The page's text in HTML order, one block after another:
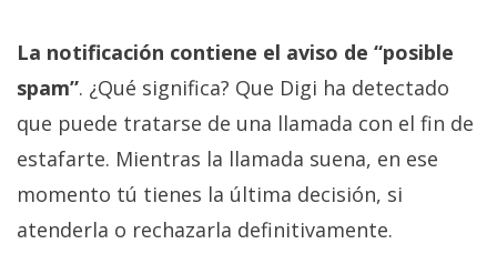
La notificación contiene el aviso de “posible
spam”. ¿Qué significa? Que Digi ha detectado
que puede tratarse de una llamada con el fin de
estafarte. Mientras la llamada suena, en ese
momento tú tienes la última decisión, si
atenderla o rechazarla definitivamente.